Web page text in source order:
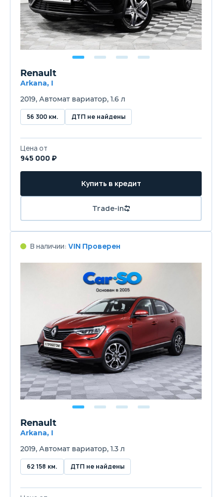
Renault
Arkana, I
2019, Автомат вариатор, 1.6 л
56 300 км. ДТП не найдены
Цена от
945 000 ₽
Купить в кредит
Trade-in
В наличии: VIN Проверен
Renault
Arkana, I
2019, Автомат вариатор, 1.3 л
62 158 км. ДТП не найдены